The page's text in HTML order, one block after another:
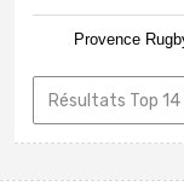
Provence
Résultats Top 14